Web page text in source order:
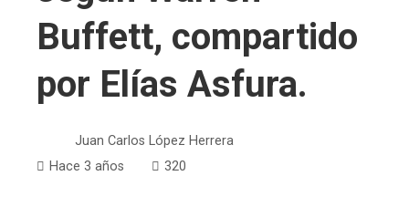
Buffett, compartido
por Elías Asfura.
Juan Carlos López Herrera
Hace 3 años
320